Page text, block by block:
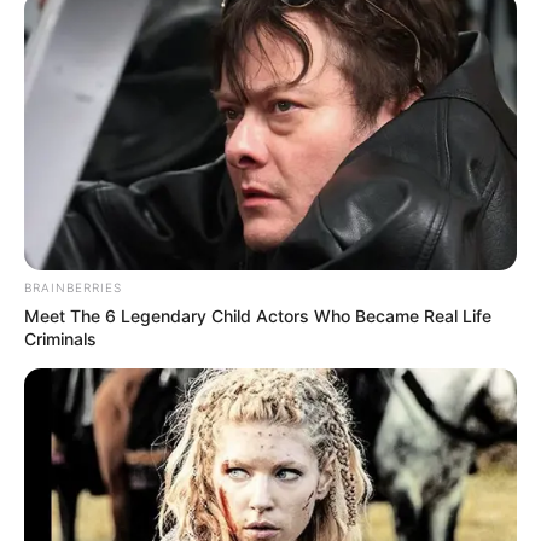
Ipsheim:
Schloss Virnsberg - Die interessante Schlossanlage
besteht aus zwei Bauabschnitten (mittelalterliche
Burg und barocker Wirtschaftshof). Informationen
unter
www.schloss-virnsberg.de.
Schwanberg - Auf dem 474 Meter hohen Berg im
Naturpark Steigerwald befindet sich ein um 1900
erbautes Schloss mit großzügig angelegtem
Schlosspark, der für seine Putten und
Steinmetzarbeiten berühmt ist. Die Anlage wird
Informationen unterde.wikipedia.org/wiki/Schwanbe
rg.
Scheinfeld und Schloss Schwarzenberg - Über der
kleinen Stadt Scheinfeld thront das prunkvolle
Schloss der ursprünglich deutschen heute aber eher
BRAINBERRIES
Meet The 6 Legendary Child Actors Who Became Real Life
Criminals